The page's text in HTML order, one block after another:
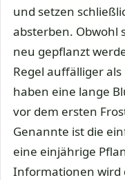
und setzen
absterben. Obwohl
neu gepflanzt
Regel auffälliger
haben eine lange
vor dem ersten
Genannte ist die
eine einjährige
Informationen wird